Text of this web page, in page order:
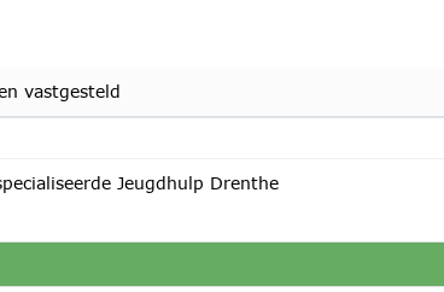
vastgesteld
Jeugdhulp Drenthe